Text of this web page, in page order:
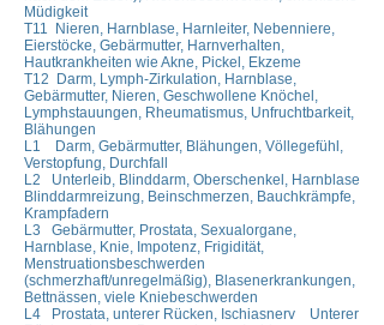
Müdigkeit
T11 Nieren, Harnblase, Harnleiter, Nebenniere,
Eierstöcke, Gebärmutter, Harnverhalten,
Hautkrankheiten wie Akne, Pickel, Ekzeme
T12 Darm, Lymph-Zirkulation, Harnblase,
Gebärmutter, Nieren, Geschwollene Knöchel,
Lymphstauungen, Rheumatismus, Unfruchtbarkeit,
Blähungen
L1 Darm, Gebärmutter, Blähungen, Völlegefühl,
Verstopfung, Durchfall
L2 Unterleib, Blinddarm, Oberschenkel, Harnblase
Blinddarmreizung, Beinschmerzen, Bauchkrämpfe,
Krampfadern
L3 Gebärmutter, Prostata, Sexualorgane,
Harnblase, Knie, Impotenz, Frigidität,
Menstruationsbeschwerden
(schmerzhaft/unregelmäßig), Blasenerkrankungen,
Bettnässen, viele Kniebeschwerden
L4 Prostata, unterer Rücken, Ischiasnerv Unterer